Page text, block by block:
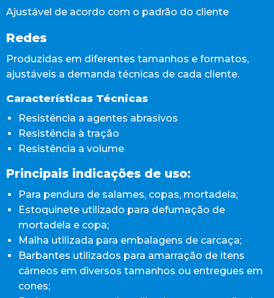
Ajustável de acordo com o padrão do cliente
Redes
Produzidas em diferentes tamanhos e formatos,
ajustáveis a demanda técnicas de cada cliente.
Características Técnicas
Resistência a agentes abrasivos
Resistência à tração
Resistência a volume
Principais indicações de uso:
Para pendura de salames, copas, mortadela;
Estoquinete utilizado para defumação de
mortadela e copa;
Malha utilizada para embalagens de carcaça;
Barbantes utilizados para amarração de itens
cárneos em diversos tamanhos ou entregues em
cones;